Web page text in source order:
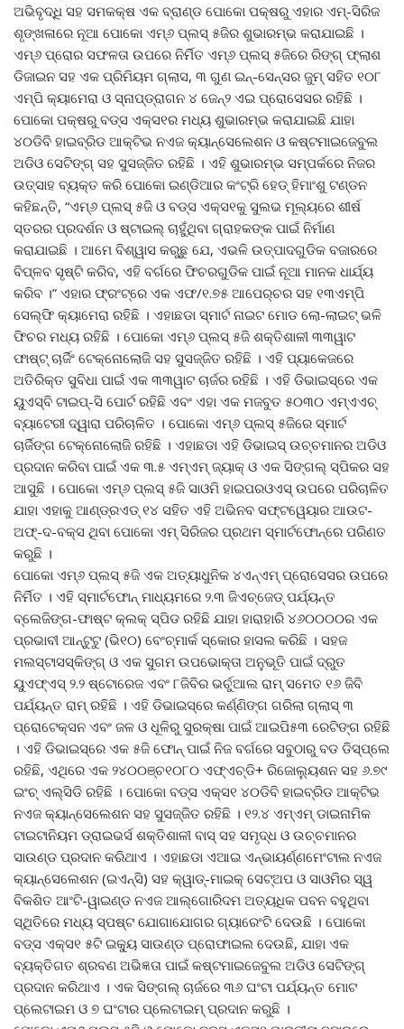
ଅଭିବୃଦ୍ଧି ସହ ସମକକ୍ଷ ଏକ ବ୍ରାଣ୍ଡ ପୋକୋ ପକ୍ଷରୁ ଏହାର ଏମ୍‌-ସିରିଜ
ଶୃଙ୍ଖଳାରେ ନୂଆ ପୋକୋ ଏମ୍‌୬ ପ୍ଲସ୍ ୫ଜିର ଶୁଭାରମ୍ଭ କରାଯାଇଛି ।
ଏମ୍‌୬ ପ୍ରୋର ସଫଳତା ଉପରେ ନିର୍ମିତ ଏମ୍‌୬ ପ୍ଲସ୍ ୫ଜିରେ ରିଙ୍ଗ୍ ଫ୍ଲାଶ
ଡିଜାଇନ ସହ ଏକ ପ୍ରିମିୟମ ଗ୍ଲାସ, ୩ ଗୁଣ ଇନ୍‌-ସେନ୍ସର ଜୁମ୍ ସହିତ ୧୦୮
ଏମ୍‌ପି କ୍ୟାମେରା ଓ ସ୍ନାପ୍‌ଡ୍ରାଗନ ୪ ଜେନ୍‌୨ ଏଇ ପ୍ରୋସେସର ରହିଛି ।
ପୋକୋ ପକ୍ଷରୁ ବଡ୍‌ସ ଏକ୍ସ୧ର ମଧ୍ୟ ଶୁଭାରମ୍ଭ କରାଯାଇଛି ଯାହା
୪୦ଡିବି ହାଇବ୍ରିଡ ଆକ୍ଟିଭ ନଏଜ କ୍ୟାନ୍ସେଲେଶନ ଓ କଷ୍ଟମାଇଜେବୁଲ
ଅଡିଓ ସେଟିଙ୍ଗ୍ ସହ ସୁସଜ୍ଜିତ ରହିଛି । ଏହି ଶୁଭାରମ୍ଭ ସମ୍ପର୍କରେ ନିଜର
ଉତ୍ସାହ ବ୍ୟକ୍ତ କରି ପୋକୋ ଇଣ୍ଡିଆର କଂଟ୍ରି ହେଡ୍ ହିମାଂଶୁ ଟଣ୍ଡନ
କହିଛନ୍ତି, “ଏମ୍‌୬ ପ୍ଲସ୍ ୫ଜି ଓ ବଡ୍‌ସ ଏକ୍ସ୧କୁ ସୁଲଭ ମୂଲ୍ୟରେ ଶୀର୍ଷ
ସ୍ତରର ପ୍ରଦର୍ଶନ ଓ ଷ୍ଟାଇଲ୍ ଚାହୁଁଥିବା ଗ୍ରାହକଙ୍କ ପାଇଁ ନିର୍ମାଣ
କରାଯାଇଛି । ଆମେ ବିଶ୍ୱାସ କରୁଛୁ ଯେ, ଏଭଳି ଉତ୍ପାଦଗୁଡିକ ବଜାରରେ
ବିପ୍ଳବ ସୃଷ୍ଟି କରିବ, ଏହି ବର୍ଗରେ ଫିଚରଗୁଡିକ ପାଇଁ ନୂଆ ମାନକ ଧାର୍ଯ୍ୟ
କରିବ ।” ଏହାର ଫ୍ରଂଟ୍‌ରେ ଏକ ଏଫ/୧.୭୫ ଆପେର୍‌ଚର ସହ ୧୩ଏମ୍‌ପି
ସେଲ୍‌ଫି କ୍ୟାମେରା ରହିଛି । ଏହାଛଡା ସ୍ମାର୍ଟ ନାଇଟ ମୋଡ ଲୋ-ଲାଇଟ୍ ଭଳି
ଫିଚର ମଧ୍ୟ ରହିଛି । ପୋକୋ ଏମ୍‌୬ ପ୍ଲସ୍ ୫ଜି ଶକ୍ତିଶାଳୀ ୩୩ୱାଟ
ଫାଷ୍ଟ୍ ଚାର୍ଜିଂ ଟେକ୍ନୋଲୋଜି ସହ ସୁସଜ୍ଜିତ ରହିଛି । ଏହି ପ୍ୟାକେଜରେ
ଅତିରିକ୍ତ ସୁବିଧା ପାଇଁ ଏକ ୩୩ୱାଟ ଚାର୍ଜର ରହିଛି । ଏହି ଡିଭାଇସ୍‌ରେ ଏକ
ୟୁଏସ୍‌ବି ଟାଇପ୍‌-ସି ପୋର୍ଟ ରହିଛି ଏବଂ ଏହା ଏକ ମଜବୁତ ୫୦୩୦ ଏମ୍‌ଏଏଚ୍
ବ୍ୟାଟେରୀ ଦ୍ୱାରା ପରିଚାଳିତ । ପୋକୋ ଏମ୍‌୬ ପ୍ଲସ୍ ୫ଜିରେ ସ୍ମାର୍ଟ
ଚାର୍ଜିଙ୍ଗ ଟେକ୍ନୋଲୋଜି ରହିଛି । ଏହାଛଡା ଏହି ଡିଭାଇସ୍ ଉଚ୍ଚମାନର ଅଡିଓ
ପ୍ରଦାନ କରିବା ପାଇଁ ଏକ ୩.୫ ଏମ୍‌ଏମ୍ ଜ୍ୟାକ୍ ଓ ଏକ ସିଙ୍ଗଲ୍ ସ୍ପିକର ସହ
ଆସୁଛି । ପୋକୋ ଏମ୍‌୬ ପ୍ଲସ୍ ୫ଜି ସାଓମି ହାଇପରଓଏସ୍ ଉପରେ ପରିଚାଳିତ
ଯାହା ଏହାକୁ ଆଣ୍ଡ୍ରଏଡ୍ ୧୪ ସହିତ ଏହି ଅଭିନବ ସଫ୍ଟୱେୟାର ଆଉଟ-
ଅଫ୍‌-ଦ-ବକ୍ସ ଥିବା ପୋକୋ ଏମ୍ ସିରିଜର ପ୍ରଥମ ସ୍ମାର୍ଟଫୋନ୍‌ରେ ପରିଣତ
କରୁଛି ।
ପୋକୋ ଏମ୍‌୬ ପ୍ଲସ୍ ୫ଜି ଏକ ଅତ୍ୟାଧୁନିକ ୪ଏନ୍‌ଏମ୍ ପ୍ରୋସେସର ଉପରେ
ନିର୍ମିତ । ଏହି ସ୍ମାର୍ଟଫୋନ୍ ମାଧ୍ୟମରେ ୨.୩ ଜିଏଚ୍‌ଜେଡ୍ ପର୍ଯ୍ୟନ୍ତ
ବ୍ଲେଜିଙ୍ଗ-ଫାଷ୍ଟ କ୍ଲକ୍ ସ୍ପିଡ ରହିଛି ଯାହା ହାରାହାରି ୪୬୦୦୦୦ର ଏକ
ପ୍ରଭାବୀ ଆନ୍‌ଟୁଟୁ (ଭି୧୦) ବେଂଚ୍‌ମାର୍କ ସ୍କୋର ହାସଲ କରିଛି । ସହଜ
ମଲସ୍ଟାସସ୍କିଙ୍ଗ୍ ଓ ଏକ ସୁଗମ ଉପଭୋକ୍ତା ଅନୁଭୂତି ପାଇଁ ଦ୍ରୁତ
ୟୁଏଫ୍‌ଏସ୍ ୨.୨ ଷ୍ଟୋରେଜ ଏବଂ ୮ଜିବିର ଭର୍ଚୁଆଲ ରାମ୍ ସମେତ ୧୬ ଜିବି
ପର୍ଯ୍ୟନ୍ତ ରାମ୍ ରହିଛି । ଏହି ଡିଭାଇସ୍‌ରେ କର୍ଣ୍ଣିଙ୍ଗ ଗରିଲା ଗ୍ଲାସ୍ ୩
ପ୍ରୋଟେକ୍ସନ ଏବଂ ଜଳ ଓ ଧୂଳିରୁ ସୁରକ୍ଷା ପାଇଁ ଆଇପି୫୩ ରେଟିଙ୍ଗ ରହିଛି
। ଏହି ଡିଭାଇସ୍‌ରେ ଏକ ୫ଜି ଫୋନ୍ ପାଇଁ ନିଜ ବର୍ଗରେ ସବୁଠାରୁ ବଡ ଡିସ୍‌ପ୍ଲେ
ରହିଛି, ଏଥିରେ ଏକ ୨୪୦୦ଞ୍ଚ୧୦୮୦ ଏଫ୍‌ଏଚ୍‌ଡି+ ରିଜୋଲ୍ୟୁଶନ ସହ ୬.୭୯
ଇଂଚ୍ ଏଲ୍‌ସିଡି ରହିଛି । ପୋକୋ ବଡ୍‌ସ ଏକ୍ସ୧ ୪୦ଡିବି ହାଇବ୍ରିଡ ଆକ୍ଟିଭ
ନଏଜ କ୍ୟାନ୍ସେଲେଶନ ସହ ସୁସଜ୍ଜିତ ରହିଛି । ୧୨.୪ ଏମ୍‌ଏମ୍ ଡାଇନାମିକ
ଟାଇଟାନିୟମ ଡ୍ରାଇଭର୍ସ ଶକ୍ତିଶାଳୀ ବାସ୍ ସହ ସମୃଦ୍ଧ ଓ ଉଚ୍ଚମାନର
ସାଉଣ୍ଡ ପ୍ରଦାନ କରିଥାଏ । ଏହାଛଡା ଏଆଇ ଏନ୍‌ଭାୟର୍ଣ୍ଣମେଂଟାଲ ନଏଜ
କ୍ୟାନ୍ସେଲେଶନ (ଇଏନ୍‌ସି) ସହ କ୍ୱାଡ୍‌-ମାଇକ୍ ସେଟ୍‌ଅପ ଓ ସାଓମିର ସ୍ୱ
ବିକଶିତ ଆଂଟି-ୱାଇଣ୍ଡ ନଏଜ ଆଲ୍‌ଗୋରିଦମ ଅତ୍ୟଧିକ ପବନ ବହୁଥିବା
ସ୍ଥିତିରେ ମଧ୍ୟ ସ୍ପଷ୍ଟ ଯୋଗାଯୋଗର ଗ୍ୟାରେଂଟି ଦେଉଛି । ପୋକୋ
ବଡ୍‌ସ ଏକ୍ସ୧ ୫ଟି ଇକ୍ୟୁ ସାଉଣ୍ଡ ପ୍ରୋଫାଇଲ ଦେଉଛି, ଯାହା ଏକ
ବ୍ୟକ୍ତିଗତ ଶ୍ରବଣ ଅଭିଜ୍ଞତା ପାଇଁ କଷ୍ଟମାଇଜେବୁଲ ଅଡିଓ ସେଟିଙ୍ଗ୍
ପ୍ରଦାନ କରିଥାଏ । ଏକ ସିଙ୍ଗଲ୍ ଚାର୍ଜରେ ୩୬ ଘଂଟା ପର୍ଯ୍ୟନ୍ତ ମୋଟ
ପ୍ଲେଟାଇମ ଓ ୭ ଘଂଟାର ପ୍ଲେଟାଇମ୍ ପ୍ରଦାନ କରୁଛି ।